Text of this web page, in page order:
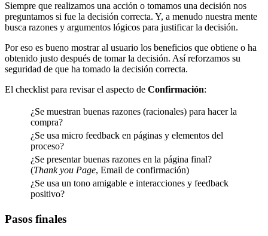
Siempre que realizamos una acción o tomamos una decisión nos
preguntamos si fue la decisión correcta. Y, a menudo nuestra mente
busca razones y argumentos lógicos para justificar la decisión.
Por eso es bueno mostrar al usuario los beneficios que obtiene o ha
obtenido justo después de tomar la decisión. Así reforzamos su
seguridad de que ha tomado la decisión correcta.
El checklist para revisar el aspecto de Confirmación:
¿Se muestran buenas razones (racionales) para hacer la
compra?
¿Se usa micro feedback en páginas y elementos del
proceso?
¿Se presentar buenas razones en la página final?
(Thank you Page, Email de confirmación)
¿Se usa un tono amigable e interacciones y feedback
positivo?
Pasos finales